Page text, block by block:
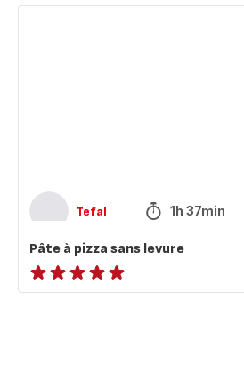
Tefal 1h 37min
Pâte à pizza sans levure
ratings.NaN